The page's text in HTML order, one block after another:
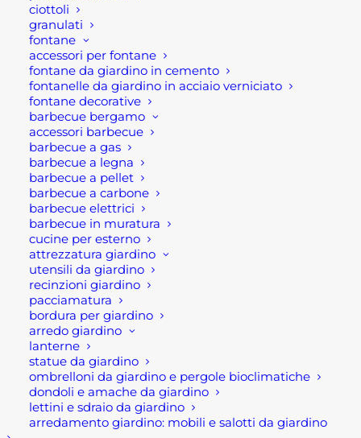
ciottoli
granulati
fontane
accessori per fontane
fontane da giardino in cemento
fontanelle da giardino in acciaio verniciato
fontane decorative
barbecue bergamo
accessori barbecue
barbecue a gas
barbecue a legna
barbecue a pellet
barbecue a carbone
barbecue elettrici
barbecue in muratura
cucine per esterno
attrezzatura giardino
utensili da giardino
recinzioni giardino
pacciamatura
bordura per giardino
arredo giardino
lanterne
statue da giardino
ombrelloni da giardino e pergole bioclimatiche
dondoli e amache da giardino
lettini e sdraio da giardino
arredamento giardino: mobili e salotti da giardino
Ultimi visti
ANELLO DI TENUTA CANNA FUMARIA
INOX MAT
1,70€-5,95€
Fascia
di
5,95 €
CIOTOLA TONDA PER ESTERNO IN
CEMENTO
15,00€- 38,00 €
da
CIOTOLA OVALE PER ESTERNO IN
CEMENTO
34,00€-93,00 €Fascia
Rota Commerciale
Sede legale e punto vendita